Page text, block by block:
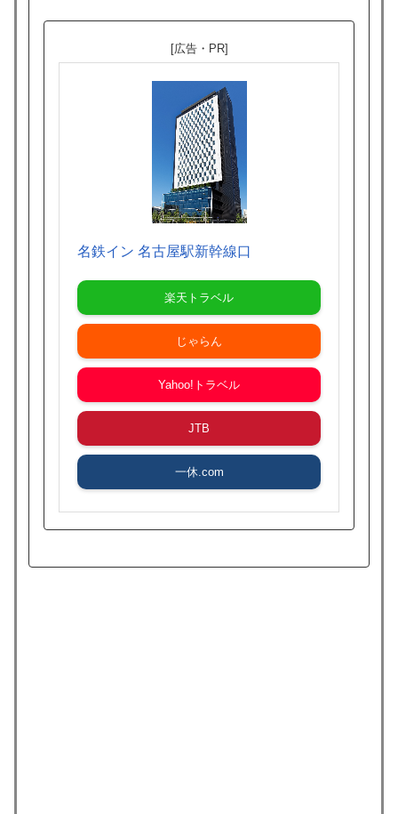
[広告・PR]
名鉄イン 名古屋駅新幹線口
楽天トラベル
じゃらん
Yahoo!トラベル
JTB
一休.com